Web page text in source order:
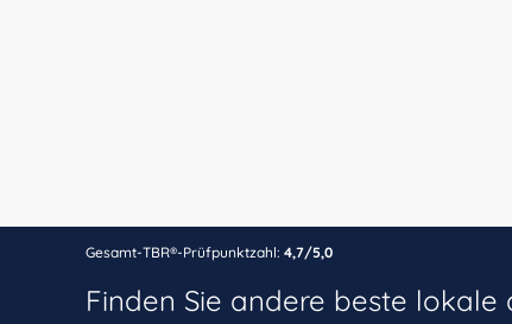
Gesamt-TBR®-Prüfpunktzahl: 4,7/5,0
Finden Sie andere beste